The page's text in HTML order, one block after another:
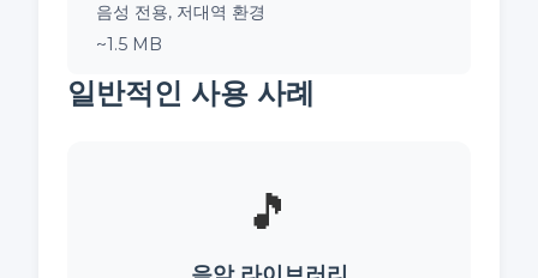
음성 전용, 저대역 환경
~1.5 MB
일반적인 사용 사례
🎵